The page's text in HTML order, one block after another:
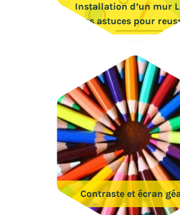
Installation d’un mur
les astuces pour
Contraste et écran